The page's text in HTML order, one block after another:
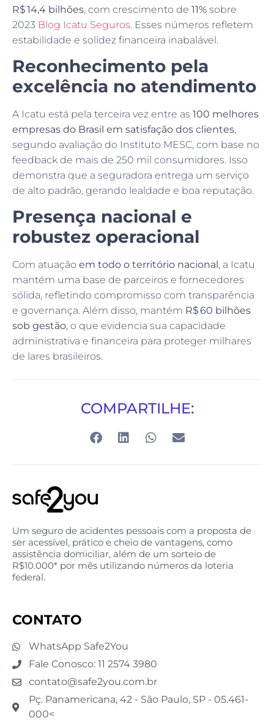
R$ 14,4 bilhões, com crescimento de 11% sobre
2023 Blog Icatu Seguros. Esses números refletem
estabilidade e solidez financeira inabalável.
Reconhecimento pela
excelência no atendimento
A Icatu está pela terceira vez entre as 100 melhores
empresas do Brasil em satisfação dos clientes,
segundo avaliação do Instituto MESC, com base no
feedback de mais de 250 mil consumidores. Isso
demonstra que a seguradora entrega um serviço
de alto padrão, gerando lealdade e boa reputação.
Presença nacional e
robustez operacional
Com atuação em todo o território nacional , a Icatu
mantém uma base de parceiros e fornecedores
sólida, refletindo compromisso com transparência
e governança. Além disso, mantém R$ 60 bilhões
sob gestão, o que evidencia sua capacidade
administrativa e financeira para proteger milhares
de lares brasileiros.
COMPARTILHE:
Um seguro de acidentes pessoais com a proposta de
ser acessível, prático e cheio de vantagens, como
assistência domiciliar, além de um sorteio de
R$10.000* por mês utilizando números da loteria
federal.
CONTATO
WhatsApp Safe2You
Fale Conosco: 11 2574 3980
contato@safe2you.com.br
Pç. Panamericana, 42 - São Paulo, SP - 05.461-
000<